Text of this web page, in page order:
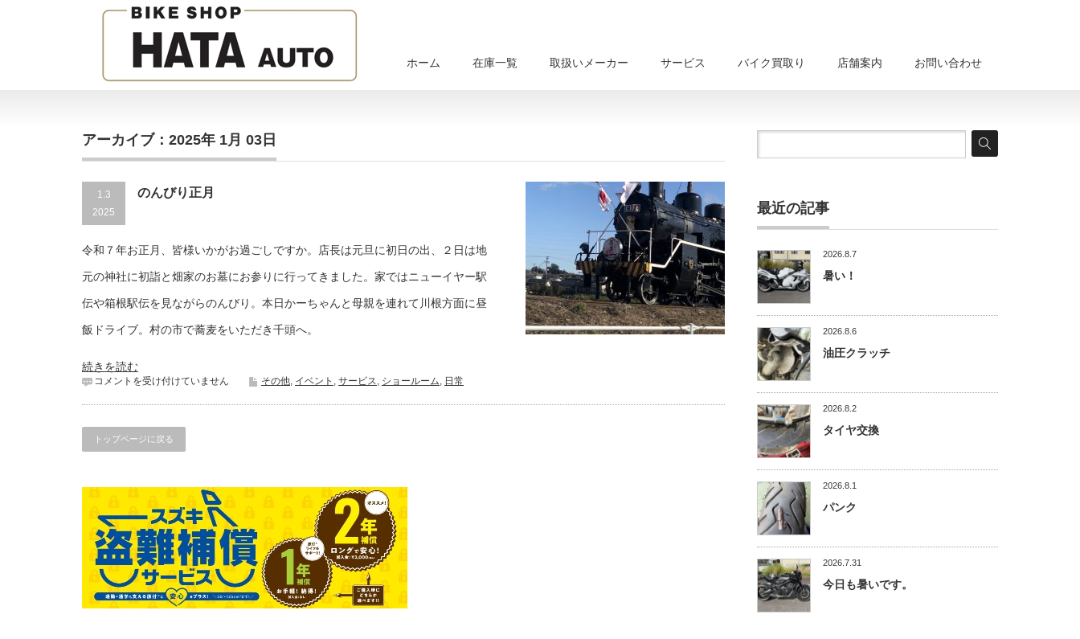
ホーム 在庫一覧 取扱いメーカー サービス バイク買取り 店舗案内 お問い合わせ
アーカイブ：2025年 1月 03日
1.3
2025
のんびり正月
令和７年お正月、皆様いかがお過ごしですか。店長は元旦に初日の出、２日は地
元の神社に初詣と畑家のお墓にお参りに行ってきました。家ではニューイヤー駅
伝や箱根駅伝を見ながらのんびり。本日かーちゃんと母親を連れて川根方面に昼
飯ドライブ。村の市で蕎麦をいただき千頭へ。
続きを読む
の
び
正
コメントを受け付けていません その他, イベント , サービス, ショールーム, 日常
トップページに戻る
最近の記事
2026.8.7
暑い！
2026.8.6
油圧クラッチ
2026.8.2
タイヤ交換
2026.8.1
パンク
2026.7.31
今日も暑いです。